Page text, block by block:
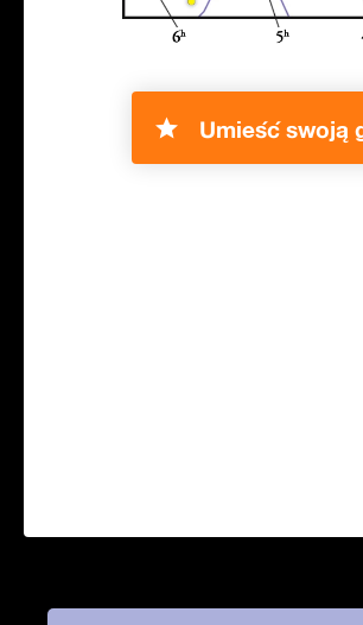
Umieść swoją